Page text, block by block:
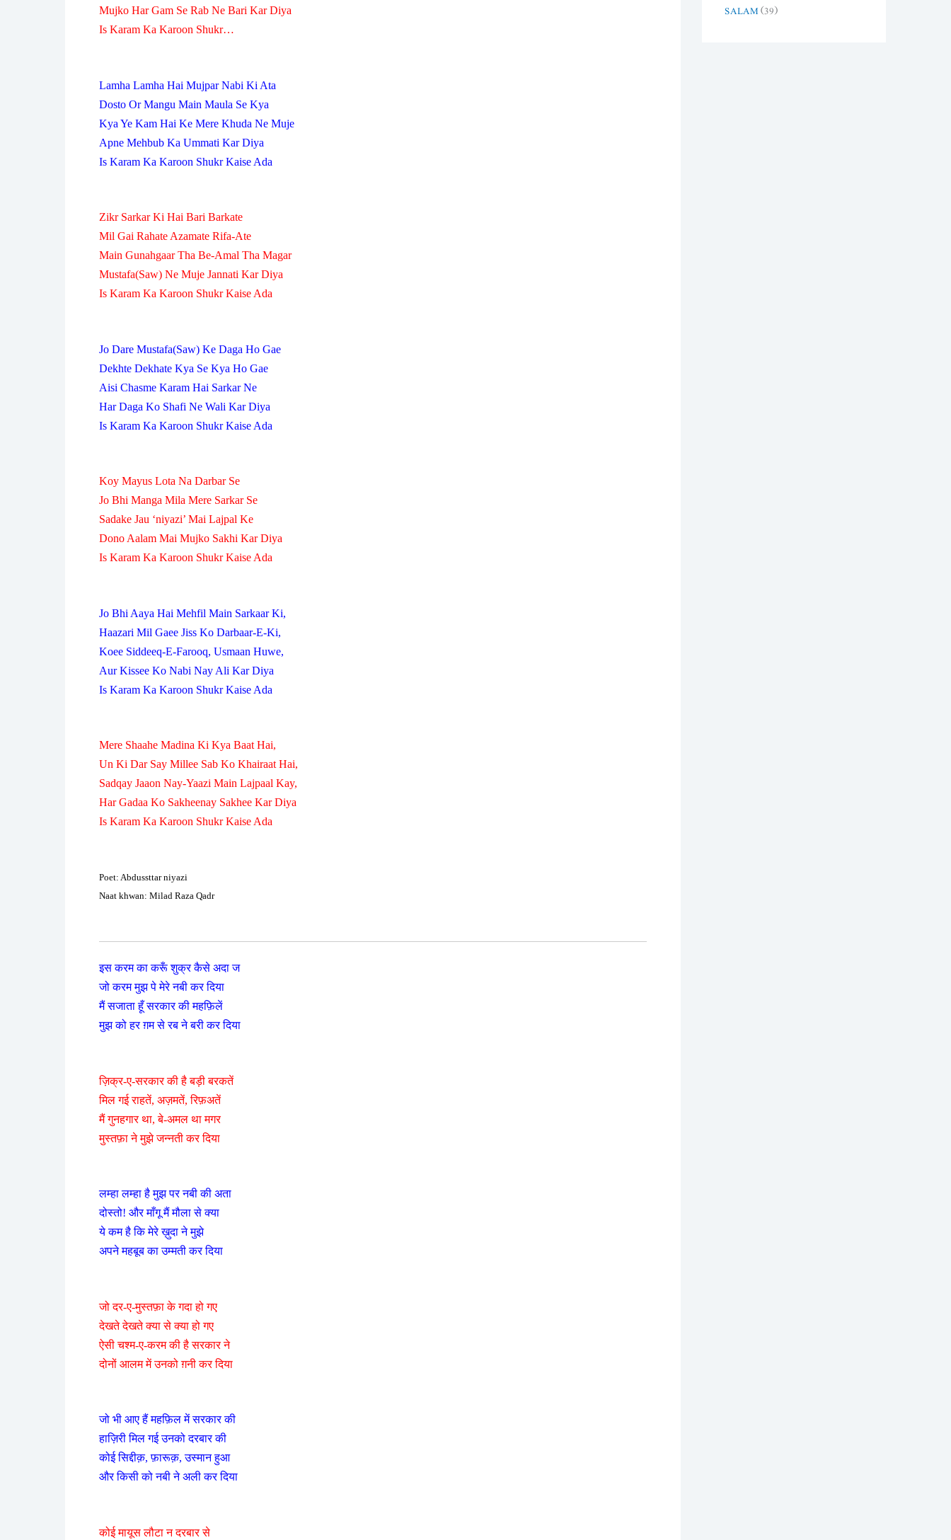
Mujko Har Gam Se Rab Ne Bari Kar Diya
Is Karam Ka Karoon Shukr…
Lamha Lamha Hai Mujpar Nabi Ki Ata
Dosto Or Mangu Main Maula Se Kya
Kya Ye Kam Hai Ke Mere Khuda Ne Muje
Apne Mehbub Ka Ummati Kar Diya
Is Karam Ka Karoon Shukr Kaise Ada
Zikr Sarkar Ki Hai Bari Barkate
Mil Gai Rahate Azamate Rifa-Ate
Main Gunahgaar Tha Be-Amal Tha Magar
Mustafa(Saw) Ne Muje Jannati Kar Diya
Is Karam Ka Karoon Shukr Kaise Ada
Jo Dare Mustafa(Saw) Ke Daga Ho Gae
Dekhte Dekhate Kya Se Kya Ho Gae
Aisi Chasme Karam Hai Sarkar Ne
Har Daga Ko Shafi Ne Wali Kar Diya
Is Karam Ka Karoon Shukr Kaise Ada
Koy Mayus Lota Na Darbar Se
Jo Bhi Manga Mila Mere Sarkar Se
Sadake Jau ‘niyazi’ Mai Lajpal Ke
Dono Aalam Mai Mujko Sakhi Kar Diya
Is Karam Ka Karoon Shukr Kaise Ada
Jo Bhi Aaya Hai Mehfil Main Sarkaar Ki,
Haazari Mil Gaee Jiss Ko Darbaar-E-Ki,
Koee Siddeeq-E-Farooq, Usmaan Huwe,
Aur Kissee Ko Nabi Nay Ali Kar Diya
Is Karam Ka Karoon Shukr Kaise Ada
Mere Shaahe Madina Ki Kya Baat Hai,
Un Ki Dar Say Millee Sab Ko Khairaat Hai,
Sadqay Jaaon Nay-Yaazi Main Lajpaal Kay,
Har Gadaa Ko Sakheenay Sakhee Kar Diya
Is Karam Ka Karoon Shukr Kaise Ada
Poet: Abdussttar niyazi
Naat khwan: Milad Raza Qadr
इस करम का करूँ शुक्र कैसे अदा ज
जो करम मुझ पे मेरे नबी कर दिया
मैं सजाता हूँ सरकार की महफ़िलें
मुझ को हर ग़म से रब ने बरी कर दिया
ज़िक्र-ए-सरकार की है बड़ी बरकतें
मिल गई राहतें, अज़मतें, रिफ़अतें
मैं गुनहगार था, बे-अमल था मगर
मुस्तफ़ा ने मुझे जन्नती कर दिया
लम्हा लम्हा है मुझ पर नबी की अता
दोस्तो! और माँगू मैं मौला से क्या
ये कम है कि मेरे ख़ुदा ने मुझे
अपने महबूब का उम्मती कर दिया
जो दर-ए-मुस्तफ़ा के गदा हो गए
देखते देखते क्या से क्या हो गए
ऐसी चश्म-ए-करम की है सरकार ने
दोनों आलम में उनको ग़नी कर दिया
जो भी आए हैं महफ़िल में सरकार की
हाज़िरी मिल गई उनको दरबार की
कोई सिद्दीक़, फ़ारूक़, उस्मान हुआ
और किसी को नबी ने अली कर दिया
कोई मायूस लौटा न दरबार से
SALAM(39)